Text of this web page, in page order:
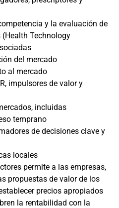
y la evaluación de
Technology
del mercado
al mercado
impulsores de valor y
incluidas
temprano
de decisiones clave y
locales
permite a las empresas,
propuestas de valor de los
precios apropiados
la rentabilidad con la